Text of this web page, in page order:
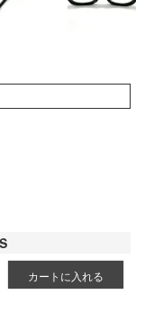
カートに入れる